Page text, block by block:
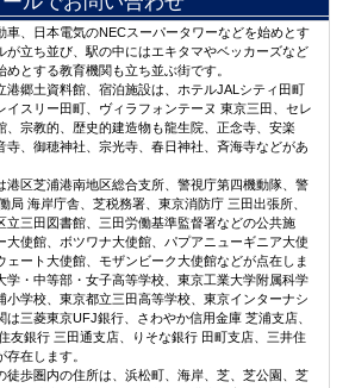
車、日本電気のNECスーパータワーなどを始めとす
が立ち並び、駅の中にはエキタマやベッカーズなど
めとする教育機関も立ち並ぶ街です。
港郷土資料館、宿泊施設は、ホテルJALシティ田町
イスリー田町、ヴィラフォンテーヌ 東京三田、セレ
、宗教的、歴史的建造物も龍生院、正念寺、安楽
寺、御穂神社、宗光寺、春日神社、斉海寺などがあ
港区芝浦港南地区総合支所、警視庁第四機動隊、警
局 海岸庁舎、芝税務署、東京消防庁 三田出張所、
立三田図書館、三田労働基準監督署などの公共施
大使館、ボツワナ大使館、パプアニューギニア大使
ェート大使館、モザンビーク大使館などが点在しま
学・中等部・女子高等学校、東京工業大学附属科学
小学校、東京都立三田高等学校、東京インターナシ
は三菱東京UFJ銀行、さわやか信用金庫 芝浦支店、
友銀行 三田通支店、りそな銀行 田町支店、三井住
在します。
徒歩圏内の住所は、浜松町、海岸、芝、芝公園、芝